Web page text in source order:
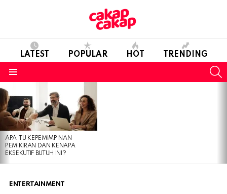
LATEST POPULAR HOT TRENDING
LATEST
STORIES
APA ITU KEPEMIMPINAN
PEMIKIRAN DAN KENAPA
EKSEKUTIF BUTUH INI?
ENTERTAINMENT